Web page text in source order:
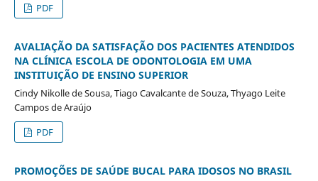
PDF
AVALIAÇÃO DA SATISFAÇÃO DOS PACIENTES ATENDIDOS
NA CLÍNICA ESCOLA DE ODONTOLOGIA EM UMA
INSTITUIÇÃO DE ENSINO SUPERIOR
Cindy Nikolle de Sousa, Tiago Cavalcante de Souza, Thyago Leite
Campos de Araújo
PDF
PROMOÇÕES DE SAÚDE BUCAL PARA IDOSOS NO BRASIL